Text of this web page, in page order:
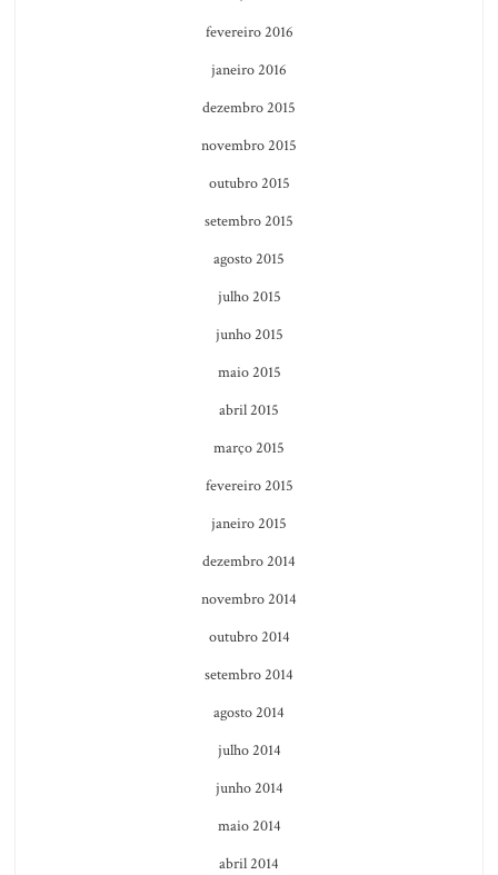
fevereiro 2016
janeiro 2016
dezembro 2015
novembro 2015
outubro 2015
setembro 2015
agosto 2015
julho 2015
junho 2015
maio 2015
abril 2015
março 2015
fevereiro 2015
janeiro 2015
dezembro 2014
novembro 2014
outubro 2014
setembro 2014
agosto 2014
julho 2014
junho 2014
maio 2014
abril 2014